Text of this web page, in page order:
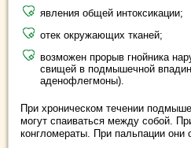
явления общей интоксикации;
отек окружающих тканей;
возможен прорыв гнойника
свищей в подмышечной
аденофлегмоны).
При хроническом течении
могут спаиваться между собой.
конгломераты. При пальпации они